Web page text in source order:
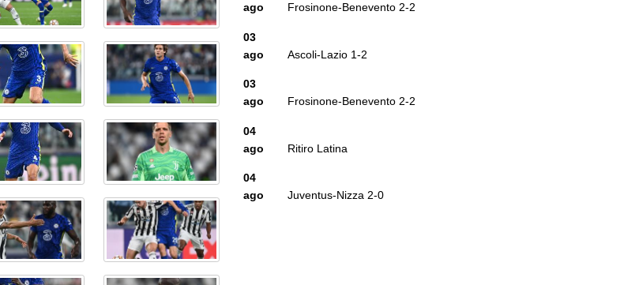
ago
Frosinone-Benevento 2-2
03
ago
Ascoli-Lazio 1-2
03
ago
Frosinone-Benevento 2-2
04
ago
Ritiro Latina
04
ago
Juventus-Nizza 2-0